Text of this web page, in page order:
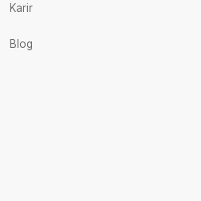
Karir
Blog